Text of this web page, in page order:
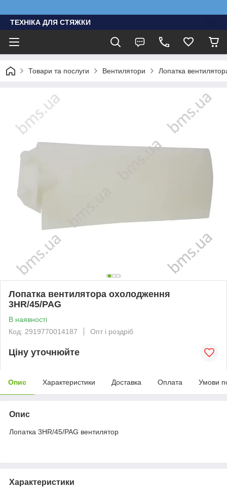
ТЕХНІКА ДЛЯ СТЯЖКИ
Товари та послуги Вентилятори Лопатка
Лопатка вентилятора охолодження
3HR/45/PAG
В наявності
Код: 2919770014187
Опт і роздріб
Ціну уточнюйте
Опис Характеристики Доставка Оплата Умови
Опис
Лопатка 3HR/45/PAG вентилятор
Характеристики